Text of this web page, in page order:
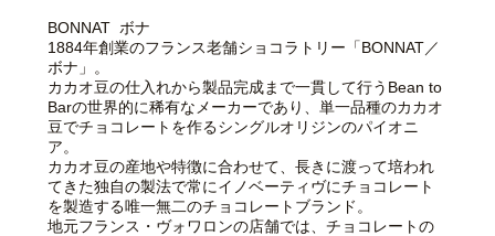
BONNAT ボナ
1884年創業のフランス老舗ショコラトリー「BONNAT／
ボナ」。
カカオ豆の仕入れから製品完成まで一貫して行うBean to
Barの世界的に稀有なメーカーであり、単一品種のカカオ
豆でチョコレートを作るシングルオリジンのパイオニ
ア。
カカオ豆の産地や特徴に合わせて、長きに渡って培われ
てきた独自の製法で常にイノベーティヴにチョコレート
を製造する唯一無二のチョコレートブランド。
地元フランス・ヴォワロンの店舗では、チョコレートの